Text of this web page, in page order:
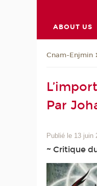
ABOUT US
Cnam-Enjmin
Par
Publié le 13 juin
~ Critique